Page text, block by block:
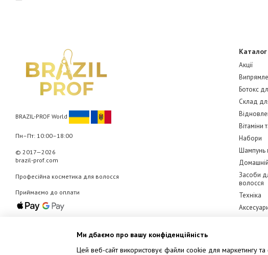
BRAZIL-PROF World
Пн–Пт: 10:00–18:00
© 2017—2026
brazil-prof.com
Професійна косметика для волосся
Приймаємо до оплати
Каталог
Акції
Ботокс
Склад
Вітаміни
Набори
Шампунь
Засоби
волосся
Техніка
Ми дбаємо про вашу конфіденційність
Цей веб-сайт використовує файли cookie для маркетингу та